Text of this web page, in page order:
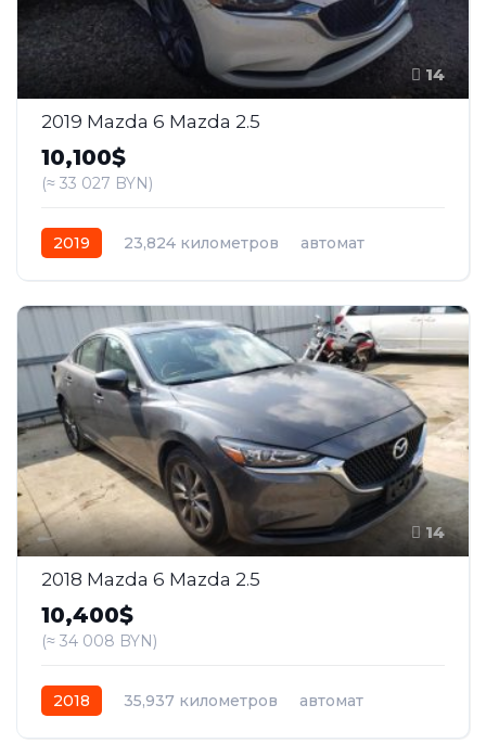
14
2019 Mazda 6 Mazda 2.5
10,100$
(≈ 33 027 BYN)
2019 23,824 километров
автомат
14
2018 Mazda 6 Mazda 2.5
10,400$
(≈ 34 008 BYN)
2018 35,937 километров
автомат